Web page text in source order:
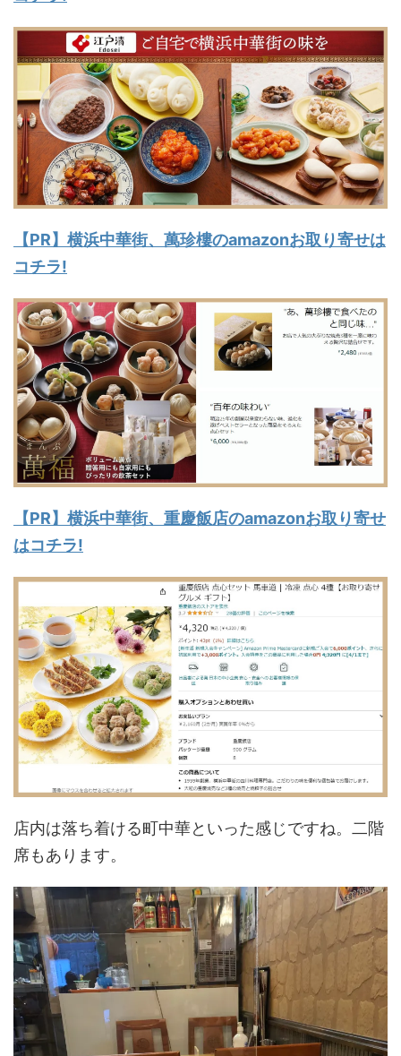
【PR】横浜中華街、萬珍樓のamazonお取り寄せは
コチラ!
【PR】横浜中華街、重慶飯店のamazonお取り寄せ
はコチラ!
店内は落ち着ける町中華といった感じですね。二階
席もあります。